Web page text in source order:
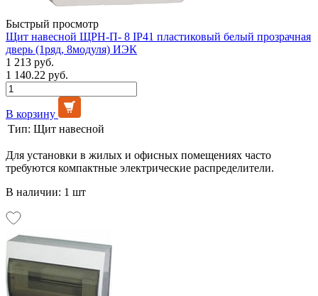
Быстрый просмотр
Щит навесной ЩРН-П- 8 IP41 пластиковый белый прозрачная
дверь (1ряд, 8модуля) ИЭК
1 213 руб.
1 140.22 руб.
В корзину
Тип: Щит навесной
Для установки в жилых и офисных помещениях часто
требуются компактные электрические распределители.
В наличии: 1 шт